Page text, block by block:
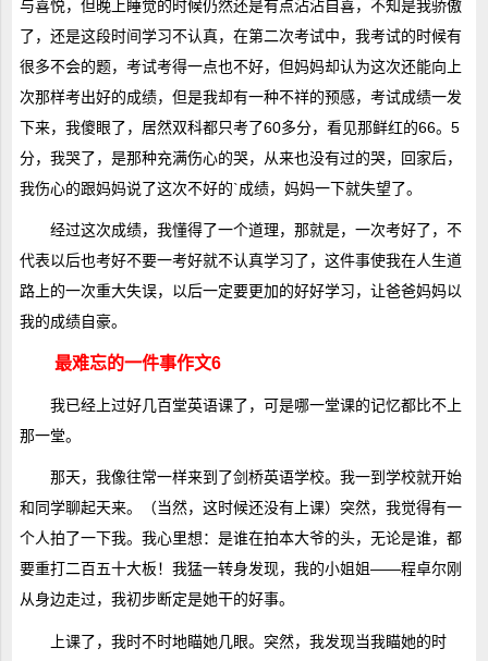
与喜悦，但晚上睡觉的时候仍然还是有点沾沾自喜，不知是我骄傲
了，还是这段时间学习不认真，在第二次考试中，我考试的时候有
很多不会的题，考试考得一点也不好，但妈妈却认为这次还能向上
次那样考出好的成绩，但是我却有一种不祥的预感，考试成绩一发
下来，我傻眼了，居然双科都只考了60多分，看见那鲜红的66。5
分，我哭了，是那种充满伤心的哭，从来也没有过的哭，回家后，
我伤心的跟妈妈说了这次不好的`成绩，妈妈一下就失望了。
经过这次成绩，我懂得了一个道理，那就是，一次考好了，不
代表以后也考好不要一考好就不认真学习了，这件事使我在人生道
路上的一次重大失误，以后一定要更加的好好学习，让爸爸妈妈以
我的成绩自豪。
最难忘的一件事作文6
我已经上过好几百堂英语课了，可是哪一堂课的记忆都比不上
那一堂。
那天，我像往常一样来到了剑桥英语学校。我一到学校就开始
和同学聊起天来。（当然，这时候还没有上课）突然，我觉得有一
个人拍了一下我。我心里想：是谁在拍本大爷的头，无论是谁，都
要重打二百五十大板！我猛一转身发现，我的小姐姐――程卓尔刚
从身边走过，我初步断定是她干的好事。
上课了，我时不时地瞄她几眼。突然，我发现当我瞄她的时